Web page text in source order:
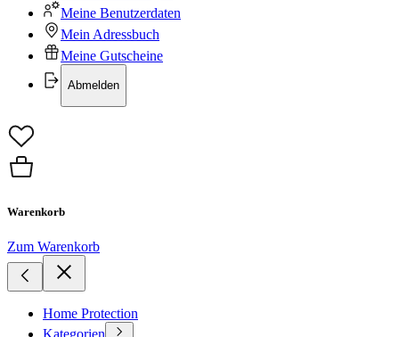
Meine Benutzerdaten
Mein Adressbuch
Meine Gutscheine
Abmelden
Warenkorb
Zum Warenkorb
Home Protection
Kategorien